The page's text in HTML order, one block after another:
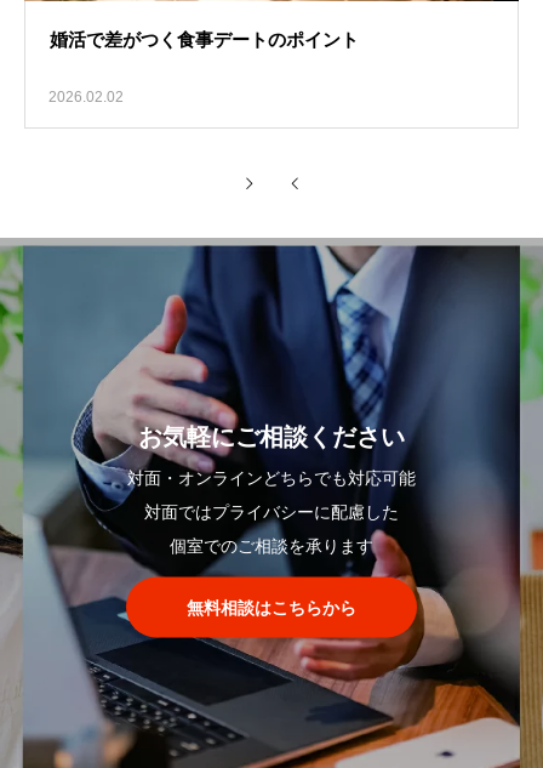
婚活で差がつく食事デートのポイント
2026.02.02
お気軽にご相談ください
対面・オンラインどちらでも対応可能
対面ではプライバシーに配慮した
個室でのご相談を承ります
無料相談はこちらから